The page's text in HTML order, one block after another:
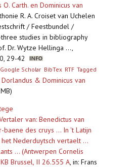
Carth. en Dominicus van
R. A. Croiset van Uchelen
/ Feestbundel /
studies in bibliography
Dr. Wytze Hellinga ...,
29-42
Google Scholar BibTex RTF Tagged
Dorlandus & Dominicus van
van: Benedictus van
baene des cruys ... In 't Latijn
Nederduytsch vertaelt ...
... (Antwerpen Cornelis
Brussel, II 26.555 A, in: Frans